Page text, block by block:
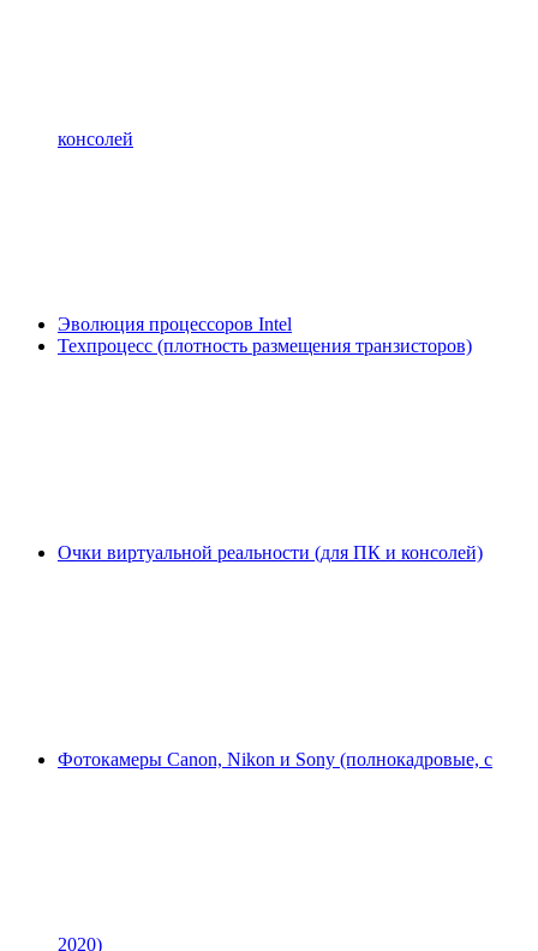
консолей
Эволюция процессоров Intel
Техпроцесс (плотность размещения транзисторов)
Очки виртуальной реальности (для ПК и консолей)
Фотокамеры Canon, Nikon и Sony (полнокадровые, с
2020)